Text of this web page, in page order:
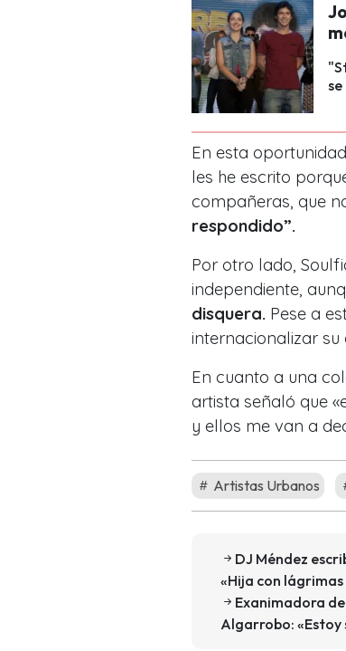
En esta
les he escrito
compañeras, que
respondido”.
Por otro lado,
independiente,
disquera. Pese a
internacionalizar
En cuanto a una
artista señaló que
y ellos me van a
Artistas Urbanos
DJ Méndez
«Hija con
Exanimadora
Algarrobo: